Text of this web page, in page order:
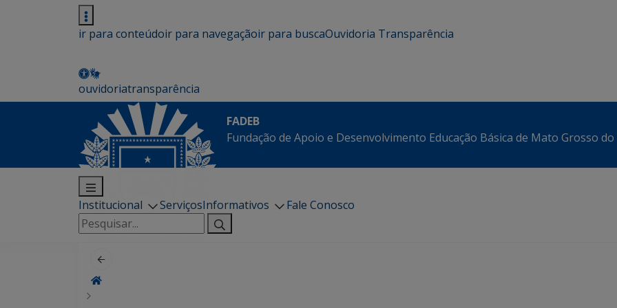
ir para conteúdoir para navegaçãoir para buscaOuvidoria Transparência
ouvidoriatransparência
FADEB
Fundação de Apoio e Desenvolvimento Educação Básica de Mato Grosso do
Institucional ServiçosInformativos
Fale Conosco
Pesquisar
por: